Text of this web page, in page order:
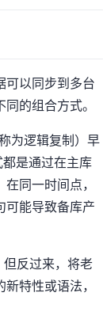
可以同步到多台
的组合方式。
为逻辑复制）早
是通过在主库
同一时间点，
可能导致备库产
反过来，将老
特性或语法，